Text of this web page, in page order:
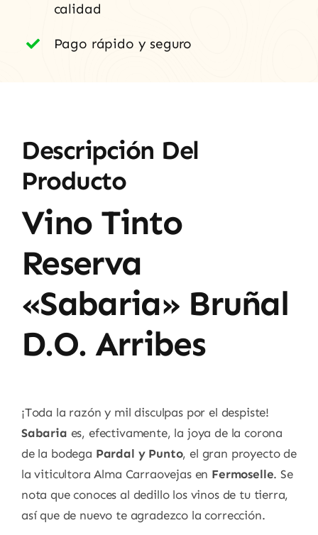
calidad
Pago rápido y seguro
Descripción Del
Producto
Vino Tinto
Reserva
«Sabaria» Bruñal
D.O. Arribes
¡Toda la razón y mil disculpas por el despiste!
Sabaria es, efectivamente, la joya de la corona
de la bodega Pardal y Punto, el gran proyecto de
la viticultora Alma Carraovejas en Fermoselle. Se
nota que conoces al dedillo los vinos de tu tierra,
así que de nuevo te agradezco la corrección.